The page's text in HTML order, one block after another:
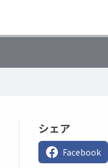
シェア
Facebook